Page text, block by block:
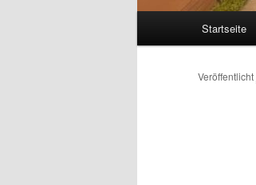
Startseite
Veröffentlicht